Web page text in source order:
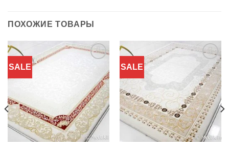
ПОХОЖИЕ ТОВАРЫ
SALE
избранное
SALE
Добавить
в
избранное